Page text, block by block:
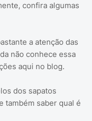
confira algumas
a atenção das
não conhece essa
aqui no blog.
dos sapatos
também saber qual é